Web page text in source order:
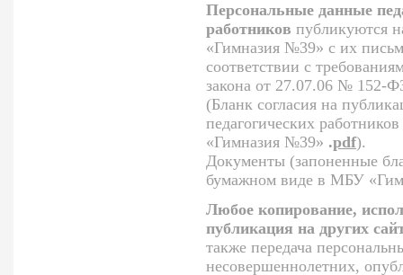
Персональные данные
работников публикуются
«Гимназия №39» с их
соответствии с
закона от 27.07.06 № 152-
(Бланк согласия на
педагогических
«Гимназия №39» .pdf).
Документы (запоненные
бумажном виде в МБУ
Любое копирование,
публикация на других
также передача
несовершеннолетних,